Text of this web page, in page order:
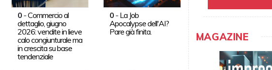
0-Commercio al
dettaglio, giugno
2026: vendite in lieve
calo congiunturale ma
in crescita su base
tendenziale
0 - La Job
Apocalypse dell'AI?
Pare già finita.
MAGAZINE